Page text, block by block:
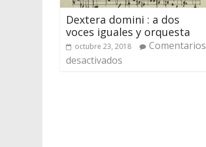
Dextera domini : a dos
voces iguales y orquesta
octubre 23, 2018
Comentarios
desactivados